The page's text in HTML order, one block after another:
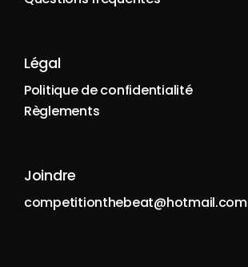
Légal
Politique de confidentialité
Règlements
Joindre
competitionthebeat@hotmail.com